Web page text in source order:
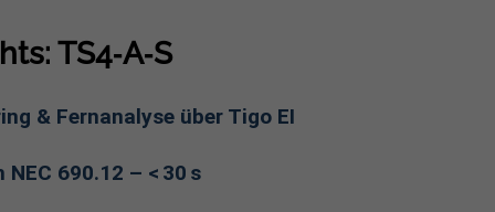
TS4‑A‑S
& Fernanalyse über Tigo EI
690.12 – < 30 s